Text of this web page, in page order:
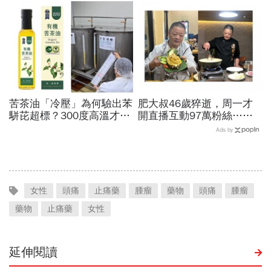
訣：每天早餐都喝「這1碗
湯」
驟」：三餐多吃「1類食
物」護眼
苦茶油「冷壓」為何驗出苯
駢芘超標？300度高溫才大
肥大叔46歲猝逝，周一才
開直播互動97萬粉絲…常
連續工作17小時，死因和
Ads by
女性 頭痛 止痛藥 腫瘤 藥物 頭痛
腫瘤
藥物
止痛藥 女性
延伸閱讀